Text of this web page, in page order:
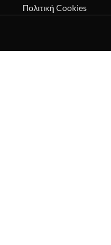
Πολιτική Cookies